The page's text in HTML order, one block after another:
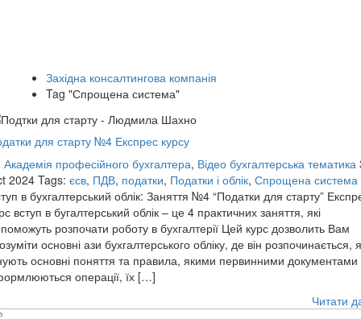
Західна консалтингова компанія
Tag "Спрощена система"
для старту №4 Експрес курсу
Академія професійного бухгалтера, Відео бухгалтерська тематика
2024 Tags: єсв, ПДВ, податки, Податки і облік, Спрощена система
в бухгалтерський облік: Заняття №4 “Податки для старту”
вступ в бугалтерський облік – це 4 практичних заняття, які
розпочати роботу в бухгалтерії Цей курс дозволить Вам
основні ази бухгалтерського обліку, де він розпочинається,
основні поняття та правила, якими первинними документами
операції, їх […]
Читати